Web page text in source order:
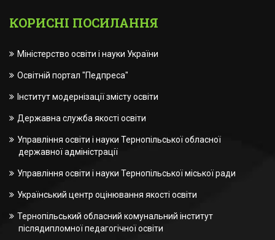
КОРИСНІ ПОСИЛАННЯ
Міністерство освіти і науки України
Освітній портал "Педпреса"
Інститут модернізації змісту освіти
Державна служба якості освіти
Управління освіти і науки Тернопільської обласної
державної адміністрації
Управління освіти і науки Тернопільської міської ради
Український центр оцінювання якості освіти
Тернопільський обласний комунальний інститут
післядипломної педагогічної освіти